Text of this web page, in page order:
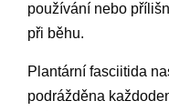
používání nebo
při běhu.
Plantární fasciitida
podrážděna